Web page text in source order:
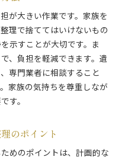
が大きい作業です。家族を
理で捨ててはいけないもの
示すことが大切です。ま
、負担を軽減できます。遺
専門業者に相談すること
家族の気持ちを尊重しなが
す。
のポイント
めのポイントは、計画的な